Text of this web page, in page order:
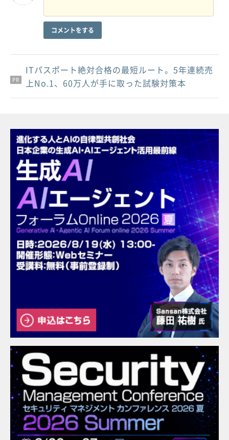
コメントをする
PR
PR
PR
ITパスポート絶対合格の最短ルート。5年連続売
上No.1、60万人が手に取った試験対策本